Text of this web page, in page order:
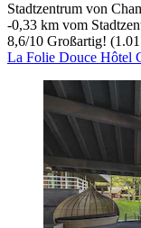
Stadtzentrum von
‐0,33 km vom
8,6/10 Großartig!
La Folie Douce Hôtel